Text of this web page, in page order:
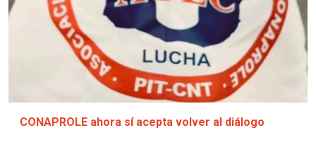
CONAPROLE ahora sí acepta volver al diálogo